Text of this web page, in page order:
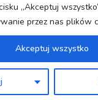
„Akceptuj
przez nas plików
Akceptuj wszystko
by Aleksandra
prywatności